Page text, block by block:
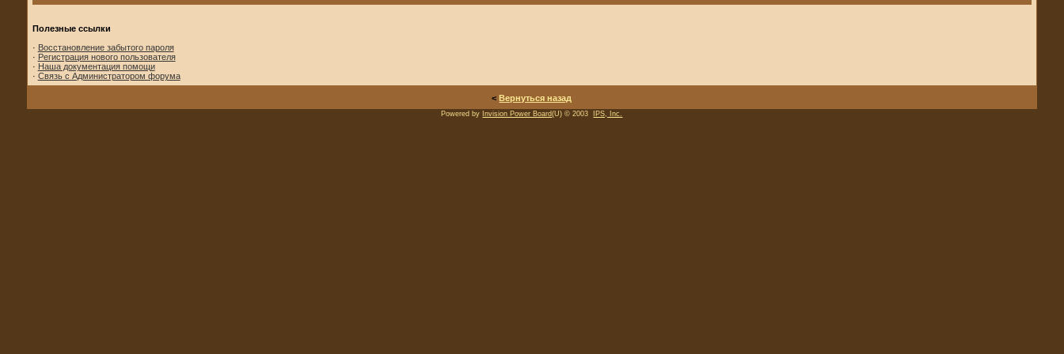
Полезные ссылки
· Восстановление забытого пароля
· Регистрация нового пользователя
· Наша документация помощи
· Связь с Администратором форума
<Вернуться назад
Powered by Invision Power Board(U) © 2003 IPS, Inc.